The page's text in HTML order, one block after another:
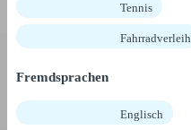
Tennis
Fahrradverleih
Fremdsprachen
Englisch